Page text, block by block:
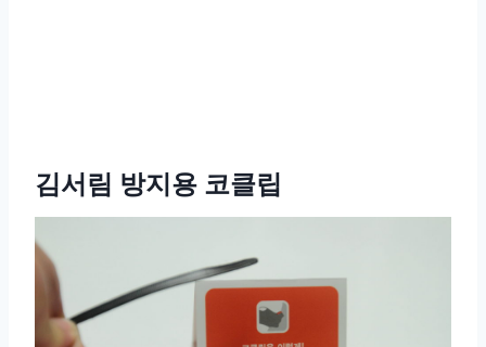
김서림 방지용 코클립